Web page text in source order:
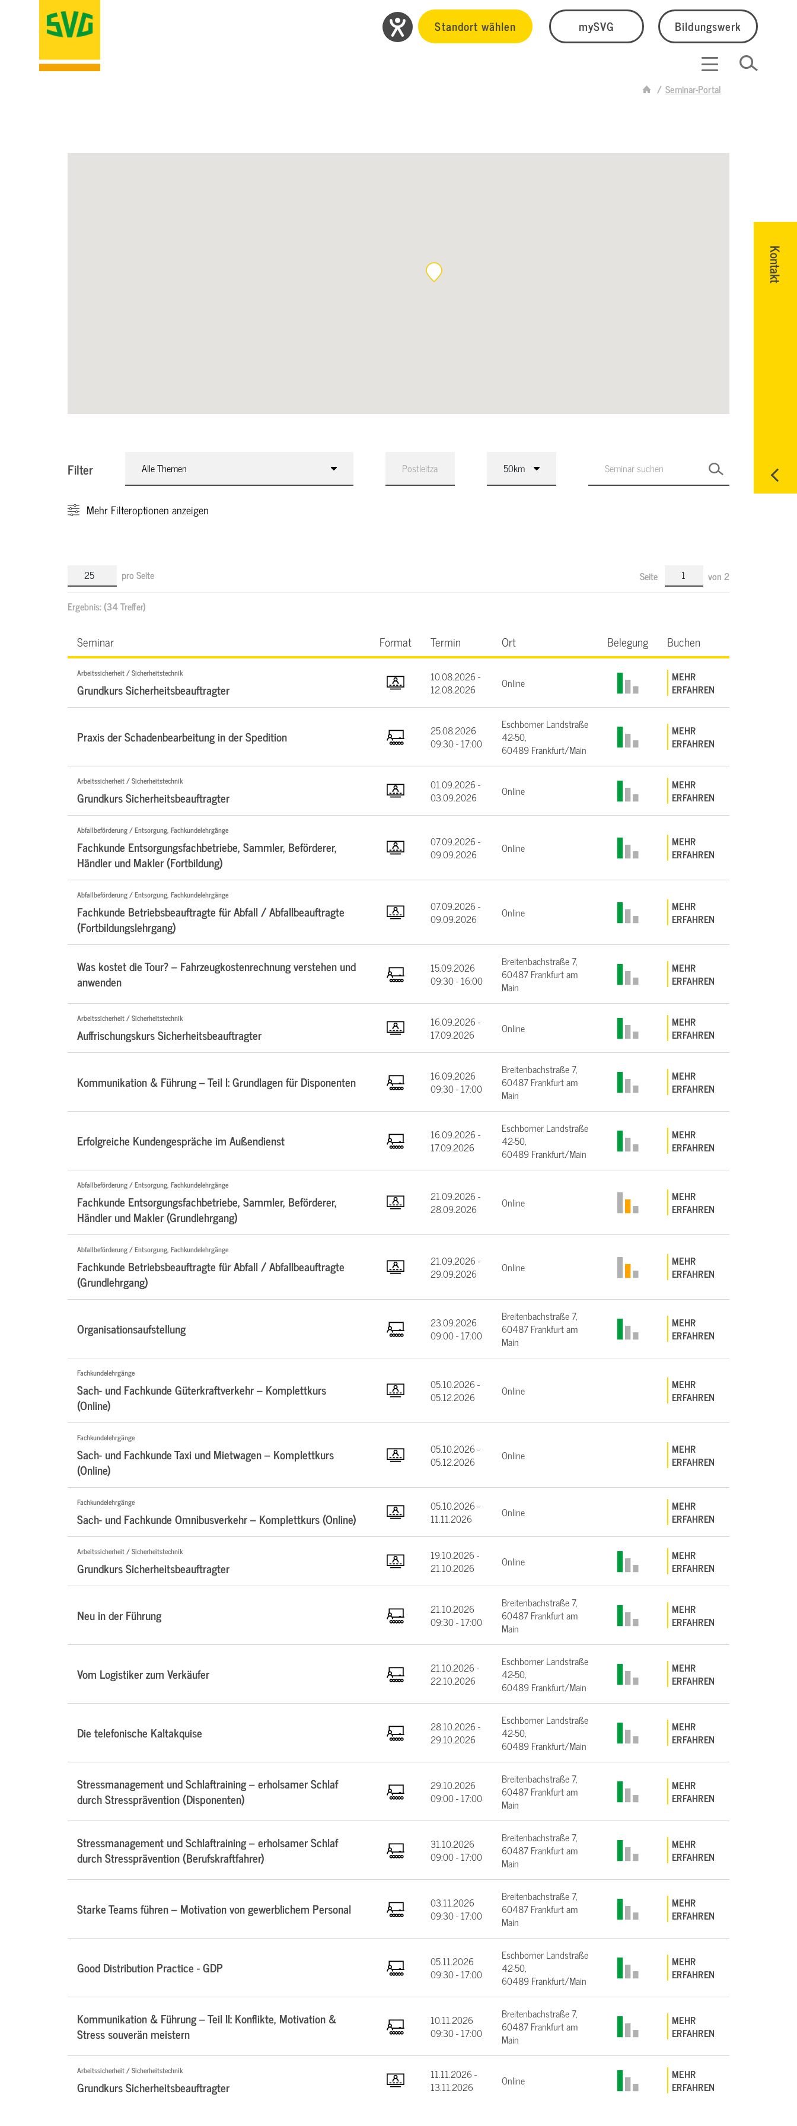
Standort wählen mySVG Bildungswerk
Seminar-Portal
Kontakt
Filter Alle Themen
Mehr Filteroptionen anzeigen
pro Seite Seite von2
Ergebnis:(34 Treffer)
Seminar Format Termin Ort Belegung Buchen
Arbeitssicherheit / Sicherheitstechnik
Grundkurs Sicherheitsbeauftragter
10.08.2026 -
12.08.2026
Online
MEHR
ERFAHREN
Praxis der Schadenbearbeitung in der Spedition
25.08.2026
09:30 - 17:00
Eschborner Landstraße
42-50,
60489 Frankfurt/Main
MEHR
ERFAHREN
Arbeitssicherheit / Sicherheitstechnik
Grundkurs Sicherheitsbeauftragter
01.09.2026 -
03.09.2026
Online
MEHR
ERFAHREN
Abfallbeförderung / Entsorgung, Fachkundelehrgänge
Fachkunde Entsorgungsfachbetriebe, Sammler, Beförderer,
Händler und Makler (Fortbildung)
07.09.2026 -
09.09.2026
Online
MEHR
ERFAHREN
Abfallbeförderung / Entsorgung, Fachkundelehrgänge
Fachkunde Betriebsbeauftragte für Abfall / Abfallbeauftragte
(Fortbildungslehrgang)
07.09.2026 -
09.09.2026
Online
MEHR
ERFAHREN
Was kostet die Tour? – Fahrzeugkostenrechnung verstehen und
anwenden
15.09.2026
09:30 - 16:00
Breitenbachstraße 7,
60487 Frankfurt am
Main
MEHR
ERFAHREN
Arbeitssicherheit / Sicherheitstechnik
Auffrischungskurs Sicherheitsbeauftragter
16.09.2026 -
17.09.2026
Online
MEHR
ERFAHREN
Kommunikation & Führung – Teil I: Grundlagen für Disponenten
16.09.2026
09:30 - 17:00
Breitenbachstraße 7,
60487 Frankfurt am
Main
MEHR
ERFAHREN
Erfolgreiche Kundengespräche im Außendienst
16.09.2026 -
17.09.2026
Eschborner Landstraße
42-50,
60489 Frankfurt/Main
MEHR
ERFAHREN
Abfallbeförderung / Entsorgung, Fachkundelehrgänge
Fachkunde Entsorgungsfachbetriebe, Sammler, Beförderer,
Händler und Makler (Grundlehrgang)
21.09.2026 -
28.09.2026
Online
MEHR
ERFAHREN
Abfallbeförderung / Entsorgung, Fachkundelehrgänge
Fachkunde Betriebsbeauftragte für Abfall / Abfallbeauftragte
(Grundlehrgang)
21.09.2026 -
29.09.2026
Online
MEHR
ERFAHREN
Organisationsaufstellung
23.09.2026
09:00 - 17:00
Breitenbachstraße 7,
60487 Frankfurt am
Main
MEHR
ERFAHREN
Fachkundelehrgänge
Sach- und Fachkunde Güterkraftverkehr – Komplettkurs
(Online)
05.10.2026 -
05.12.2026
Online
MEHR
ERFAHREN
Fachkundelehrgänge
Sach- und Fachkunde Taxi und Mietwagen – Komplettkurs
(Online)
05.10.2026 -
05.12.2026
Online
MEHR
ERFAHREN
Fachkundelehrgänge
Sach- und Fachkunde Omnibusverkehr – Komplettkurs (Online)
05.10.2026 -
11.11.2026
Online
MEHR
ERFAHREN
Arbeitssicherheit / Sicherheitstechnik
Grundkurs Sicherheitsbeauftragter
19.10.2026 -
21.10.2026
Online
MEHR
ERFAHREN
Neu in der Führung
21.10.2026
09:30 - 17:00
Breitenbachstraße 7,
60487 Frankfurt am
Main
MEHR
ERFAHREN
Vom Logistiker zum Verkäufer
21.10.2026 -
22.10.2026
Eschborner Landstraße
42-50,
60489 Frankfurt/Main
MEHR
ERFAHREN
Die telefonische Kaltakquise
28.10.2026 -
29.10.2026
Eschborner Landstraße
42-50,
60489 Frankfurt/Main
MEHR
ERFAHREN
Stressmanagement und Schlaftraining – erholsamer Schlaf
durch Stressprävention (Disponenten)
29.10.2026
09:00 - 17:00
Breitenbachstraße 7,
60487 Frankfurt am
Main
MEHR
ERFAHREN
Stressmanagement und Schlaftraining – erholsamer Schlaf
durch Stressprävention (Berufskraftfahrer)
31.10.2026
09:00 - 17:00
Breitenbachstraße 7,
60487 Frankfurt am
Main
MEHR
ERFAHREN
Starke Teams führen – Motivation von gewerblichem Personal
03.11.2026
09:30 - 17:00
Breitenbachstraße 7,
60487 Frankfurt am
Main
MEHR
ERFAHREN
Good Distribution Practice - GDP
05.11.2026
09:30 - 17:00
Eschborner Landstraße
42-50,
60489 Frankfurt/Main
MEHR
ERFAHREN
Kommunikation & Führung – Teil II: Konflikte, Motivation &
Stress souverän meistern
10.11.2026
09:30 - 17:00
Breitenbachstraße 7,
60487 Frankfurt am
Main
MEHR
ERFAHREN
Arbeitssicherheit / Sicherheitstechnik
Grundkurs Sicherheitsbeauftragter
11.11.2026 -
13.11.2026
Online
MEHR
ERFAHREN